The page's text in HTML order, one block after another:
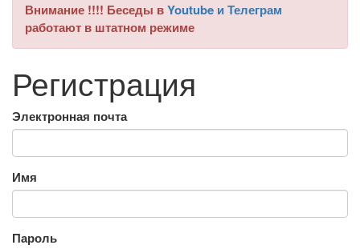
Внимание !!!! Беседы вYoutube и Телеграм
работают в штатном режиме
Регистрация
Электронная почта
Имя
Пароль